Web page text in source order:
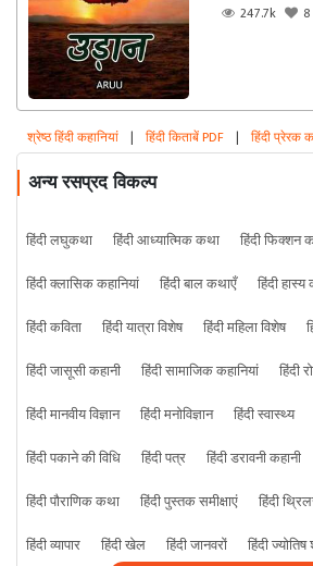
247.7k
8
श्रेष्ठ हिंदी कहानियां | हिंदी किताबें PDF | हिंदी प्रेरक
अन्य रसप्रद विकल्प
हिंदी लघुकथा हिंदी आध्यात्मिक कथा हिंदी फिक्शन
हिंदी क्लासिक कहानियां
हिंदी बाल कथाएँ हिंदी
हिंदी कविता
हिंदी यात्रा विशेष हिंदी महिला विशेष
हिंदी जासूसी कहानी
हिंदी सामाजिक कहानियां
हिंदी
हिंदी मानवीय विज्ञान
हिंदी मनोविज्ञान हिंदी स्वास्थ्य
हिंदी पकाने की विधि
हिंदी पत्र हिंदी डरावनी कहानी
हिंदी पौराणिक कथा
हिंदी पुस्तक समीक्षाएं हिंदी
हिंदी व्यापार
हिंदी खेल हिंदी जानवरों हिंदी